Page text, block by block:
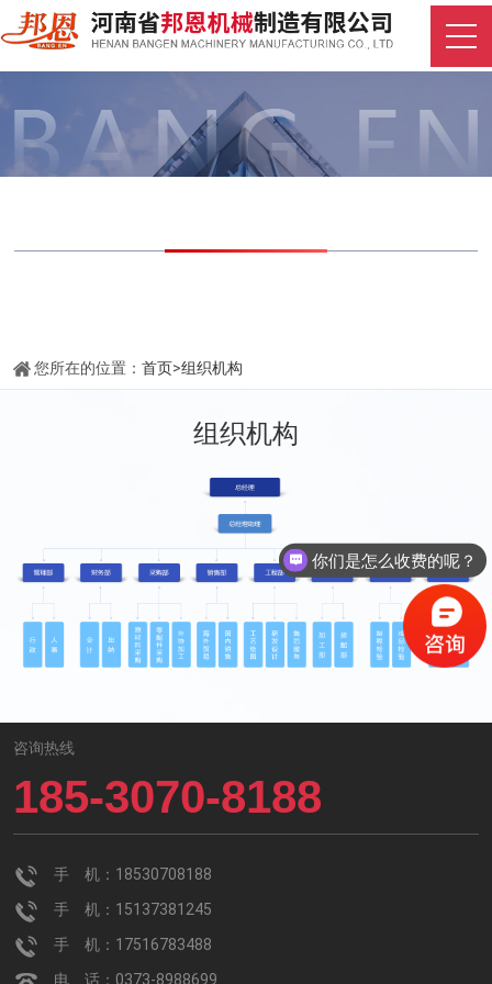
您所在的位置： 首页>组织机构
组织机构
咨询热线
185-3070-8188
手 机：18530708188
手 机：15137381245
手 机：17516783488
电 话：0373-8988699
你们是怎么收费的呢？